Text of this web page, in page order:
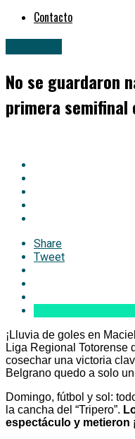
Contacto
No se guardaron
primera semifinal
Share
Tweet
¡Lluvia de goles en
Liga Regional Totorense
cosechar una victoria
Belgrano quedo a solo
Domingo, fútbol y sol:
la cancha del “Tripero”.
espectáculo y metieron